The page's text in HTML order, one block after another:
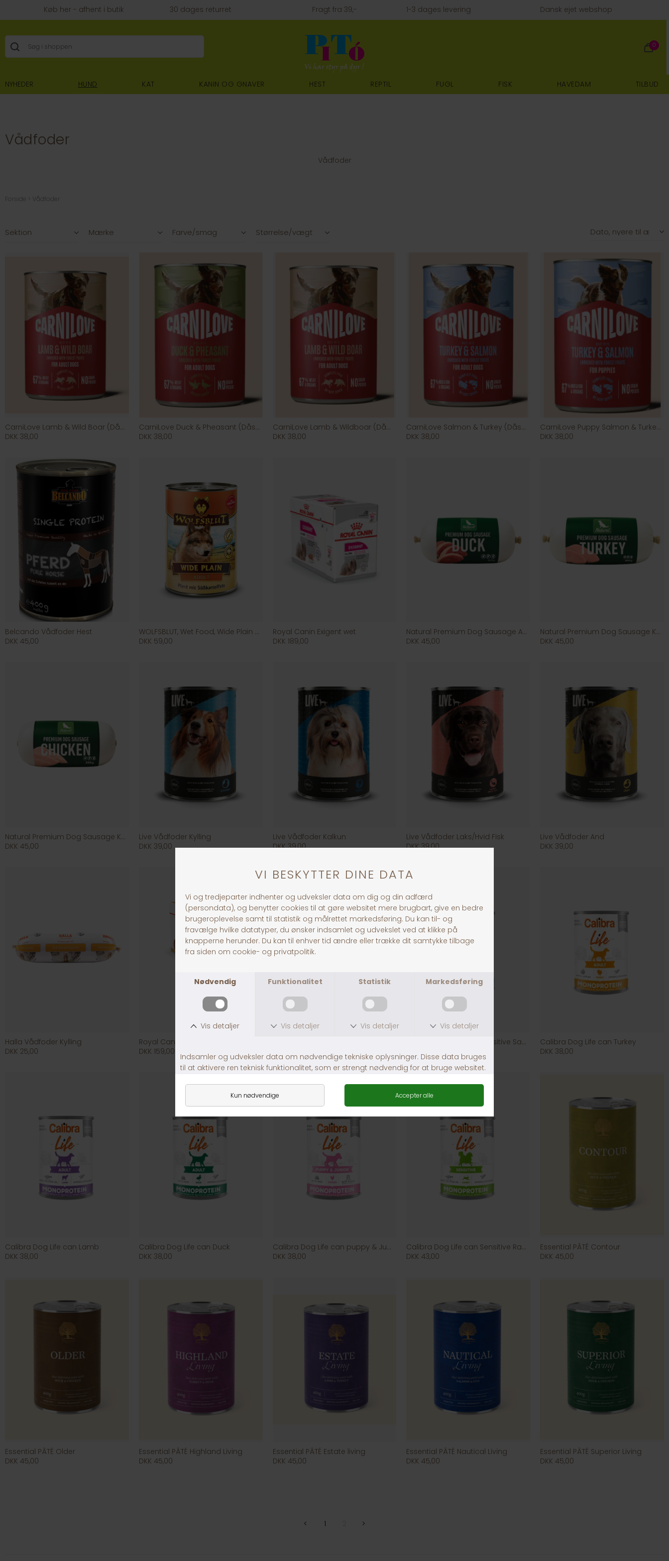
Køb her - afhent i butik 30 dages returret Fragt fra 39,- 1-3 dages levering Dansk ejet webshop
0
NYHEDER HUND KAT KANIN OG GNAVER HEST REPTIL FUGL FISK HAVEDAM TILBUD
Vådfoder
Vådfoder
Forside Vådfoder
Sektion Mærke Farve/smag Størrelse/vægt
CarniLove Lamb & Wild Boar (Dåse)
DKK 38,00
CarniLove Duck & Pheasant (Dåse)
DKK 38,00
CarniLove Lamb & Wildboar (Dåse)
DKK 38,00
CarniLove Salmon & Turkey (Dåse)
DKK 38,00
CarniLove Puppy Salmon & Turkey (Dåse)
DKK 38,00
Belcando Vådfoder Hest
DKK 45,00
WOLFSBLUT, Wet Food, Wide Plain Horse
DKK 59,00
Royal Canin Exigent wet
DKK 189,00
Natural Premium Dog Sausage And
DKK 45,00
Natural Premium Dog Sausage Kalkun
DKK 45,00
Natural Premium Dog Sausage Kylling
DKK 45,00
Live Vådfoder Kylling
DKK 39,00
Live Vådfoder Kalkun
DKK 39,00
Live Vådfoder Laks/Hvid Fisk
DKK 39,00
Live Vådfoder And
DKK 39,00
Halla Vådfoder Kylling
DKK 25,00
Royal Canin Dachshund Adult Wet
DKK 159,00
Calibra Dog Life can Sensitive Salmon
Calibra Dog Life can Turkey
DKK 38,00
Calibra Dog Life can Lamb
DKK 38,00
Calibra Dog Life can Duck
DKK 38,00
Calibra Dog Life can puppy & Junior
DKK 38,00
Calibra Dog Life can Sensitive Rabbit
DKK 43,00
Essential PÂTÉ Contour
DKK 45,00
Essential PÂTÉ Older
DKK 45,00
Essential PÂTÉ Highland Living
DKK 45,00
Essential PÂTÉ Estate living
DKK 45,00
Essential PÂTÉ Nautical Living
DKK 45,00
Essential PÂTÉ Superior Living
DKK 45,00
< 1 >